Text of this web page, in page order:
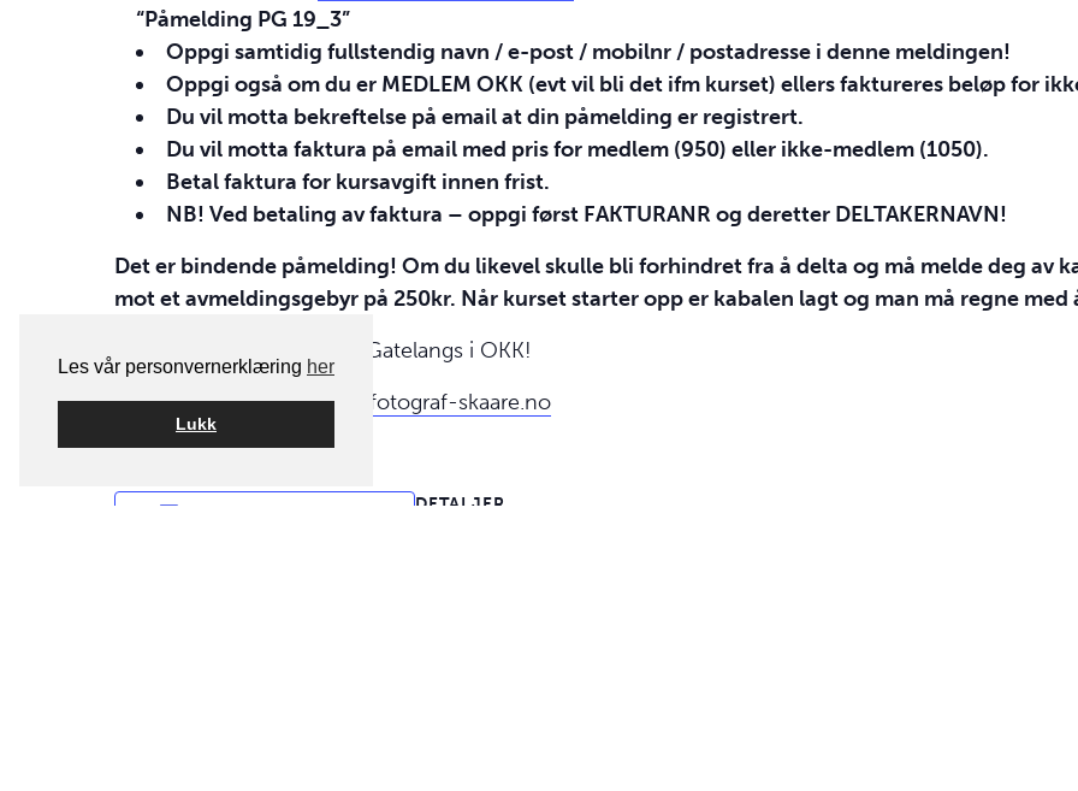
Les vår personvernerklæring her
Lukk
“Påmelding PG 19_3”
Oppgi samtidig fullstendig navn / e-post / mobilnr / postadresse i denne meldingen!
Oppgi også om du er MEDLEM OKK(evt vil bli det ifm kurset) ellers faktureres beløp for
Du vil motta bekreftelse på email at din påmelding er registrert.
Du vil motta faktura på email med pris for medlem (950) eller ikke-medlem (1050).
Betal faktura for kursavgift innen frist.
NB! Ved betaling av faktura – oppgi først FAKTURANR og deretter DELTAKERNAVN!
Det er bindende påmelding! Om du likevel skulle bli forhindret fra å delta og må melde deg av
mot et avmeldingsgebyr på 250kr. Når kurset starter opp er kabalen lagt og man må regne
Velkommen til Portrettlys Gatelangs i OKK!
Terje Skåre /https://www.fotograf-skaare.no
DETALJER